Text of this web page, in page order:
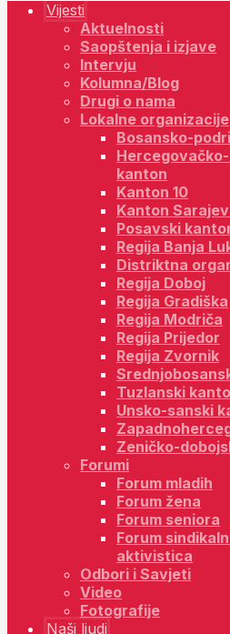
Vijesti
Aktuelnosti
Saopštenja i izjave
Intervju
Kolumna/Blog
Drugi o nama
Lokalne organizacije
Bosansko-
kanton
Kanton 10
Kanton
Posavski
Regija Banja
Distriktna
Regija Doboj
Regija Gradiška
Regija Modriča
Regija Prijedor
Regija Zvornik
Tuzlanski
Unsko-sanski
Zeničko-
Forumi
Forum mladih
Forum žena
Forum seniora
Forum
aktivistica
Odbori i Savjeti
Video
Fotografije
Naši ljudi